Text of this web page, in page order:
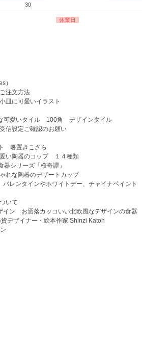
30
休業日
）
注文方法
皿に可愛いイラスト
可愛いタイル 100角 デザインタイル
信設定ご確認のお願い
箸置きこざら
い陶器のコップ １４種類
シリーズ「桜奇譚」
れな陶器のデザートカップ
レンタインやホワイトデー、チャイナペイント
いて
ン お洒落カッコいい北欧風なデザインの食器
デザイナー・絵本作家 Shinzi Katoh